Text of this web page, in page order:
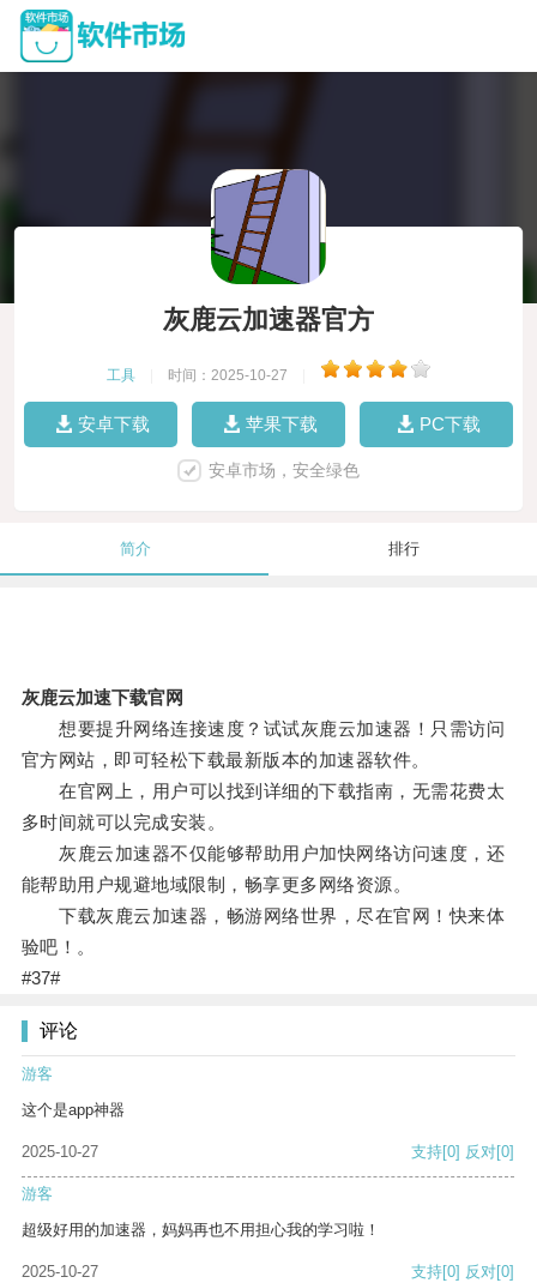
灰鹿云加速器官方
工具 时间：2025-10-27
安卓下载 苹果下载 PC下载
安卓市场，安全绿色
简介 排行
灰鹿云加速下载官网
想要提升网络连接速度？试试灰鹿云加速器！只需访问
官方网站，即可轻松下载最新版本的加速器软件。
在官网上，用户可以找到详细的下载指南，无需花费太
多时间就可以完成安装。
灰鹿云加速器不仅能够帮助用户加快网络访问速度，还
能帮助用户规避地域限制，畅享更多网络资源。
下载灰鹿云加速器，畅游网络世界，尽在官网！快来体
验吧！。
#37#
评论
游客
这个是app神器
2025-10-27 支持[0] 反对[0]
游客
超级好用的加速器，妈妈再也不用担心我的学习啦！
2025-10-27 支持[0] 反对[0]